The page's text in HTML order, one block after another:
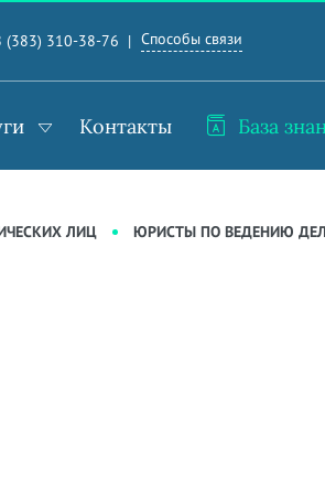
(383) 310-38-76 Способы связи
Контакты База
ЛИЦ
ЮРИСТЫ ПО ВЕДЕНИЮ